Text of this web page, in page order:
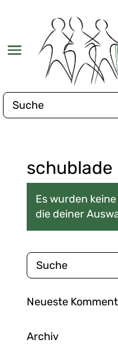
schublade
Es wurden
die deiner
Neueste
Archiv